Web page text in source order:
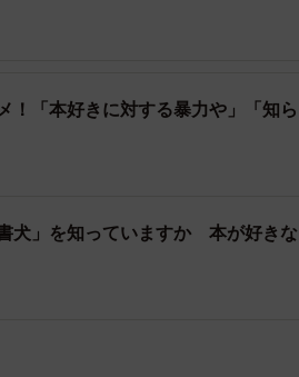
（画像提供／笠岡市立図書館、Twitterより
「本好きに対する暴力や」「知ら
犬」を知っていますか 本が好きな